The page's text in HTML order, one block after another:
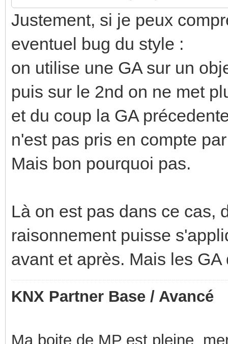
Justement, si je peux
eventuel bug du style :
on utilise une GA sur un
puis sur le 2nd on ne met
et du coup la GA
n'est pas pris en compte
Mais bon pourquoi pas.
Là on est pas dans ce cas,
raisonnement puisse
avant et après. Mais les
KNX Partner Base / Avancé
Ma boite de MP est pleine,